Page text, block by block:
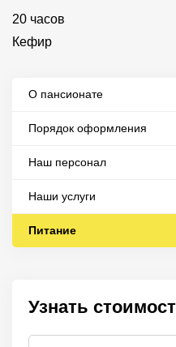
20 часов
Кефир
О пансионате
Порядок оформления
Наш персонал
Наши услуги
Питание
Узнать